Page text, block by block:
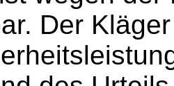
Der